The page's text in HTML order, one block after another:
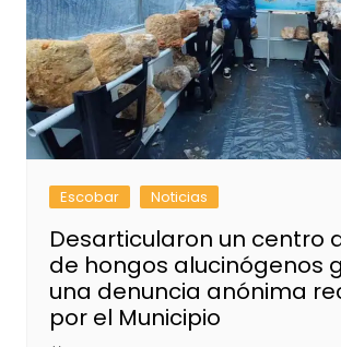
Escobar Noticias
Desarticularon un centro
de hongos alucinógenos
una denuncia anónima
por el Municipio